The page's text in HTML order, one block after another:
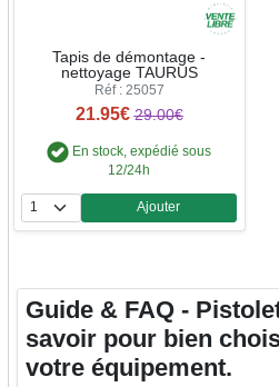
Tapis de démontage -
nettoyage TAURUS
Réf : 25057
21.95€ 29.00€
En stock, expédié sous
12/24h
Quantité
Ajouter
Guide & FAQ -
savoir pour bien
votre équipement.